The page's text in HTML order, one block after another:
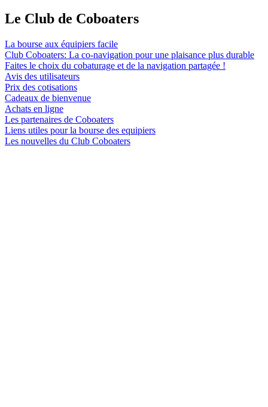
Le Club de Coboaters
La bourse aux équipiers facile
Club Coboaters: La co-navigation pour une plaisance plus durable
Faites le choix du cobaturage et de la navigation partagée !
Avis des utilisateurs
Prix des cotisations
Cadeaux de bienvenue
Achats en ligne
Les partenaires de Coboaters
Liens utiles pour la bourse des equipiers
Les nouvelles du Club Coboaters